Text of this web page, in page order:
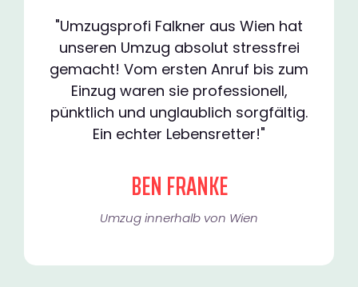
"Umzugsprofi Falkner aus Wien hat
unseren Umzug absolut stressfrei
gemacht! Vom ersten Anruf bis zum
Einzug waren sie professionell,
pünktlich und unglaublich sorgfältig.
Ein echter Lebensretter!"
BEN FRANKE
Umzug innerhalb von Wien​